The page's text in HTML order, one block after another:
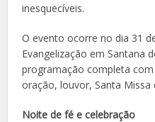
inesquecíveis.
O evento ocorre no dia 31
Evangelização em Santana
programação completa
oração, louvor, Santa Missa
Noite de fé e celebração